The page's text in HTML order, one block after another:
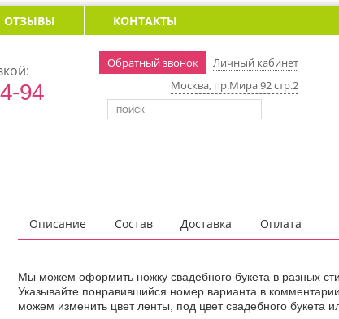
ОТЗЫВЫ КОНТАКТЫ
94
Обратный звонок
Личный кабинет
Москва, пр.Мира 92 стр.2
Описание Состав Доставка Оплата
Мы можем оформить ножку свадебного букета в разных
Указывайте понравившийся номер варианта в
можем изменить цвет ленты, под цвет свадебного букета